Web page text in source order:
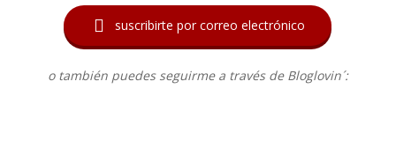
 suscribirte por correo electrónico
o también puedes seguirme a través de Bloglovin´: